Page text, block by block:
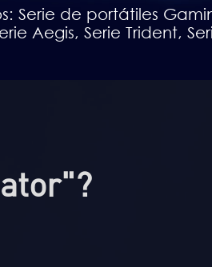
Serie de portátiles
Aegis, Serie Trident,